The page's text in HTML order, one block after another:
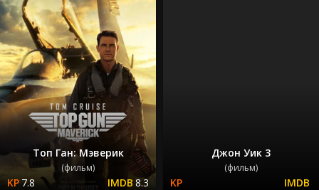
Топ Ган: Мэверик
(фильм)
7.8 8.3
Джон Уик 3
(фильм)